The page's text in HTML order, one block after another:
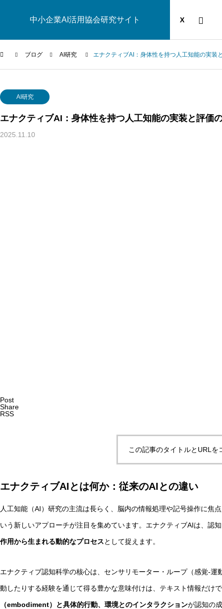
中小企業AI活用協会研究サイト
運営団体 YOUTUBE X
非意識的苦痛はどう測る?現象語彙に依存しないwelfare指
ブログ AI研究 エナクティブAI：身体性を持つ人工知能の実装
AI研究
エナクティブAI：身体性を持つ人工知能の実装と評価
2025.11.10
Post
Share
RSS
この記事のタイトルとURLを
エナクティブAIとは何か：従来のAIとの違い
人工知能（AI）研究の主流は長らく、脳内の情報処理や記号操作に焦
いう新しいアプローチが注目を集めています。エナクティブAIは、認
作用から生まれる動的なプロセスとして捉えます。
エナクティブ認知科学の核心は、センサリモーター・ループ（感覚-
動したりする経験を通じて得る豊かな意味付けは、テキスト情報だけ
（embodiment）と具体的行動、環境とのインタラクションが認知の